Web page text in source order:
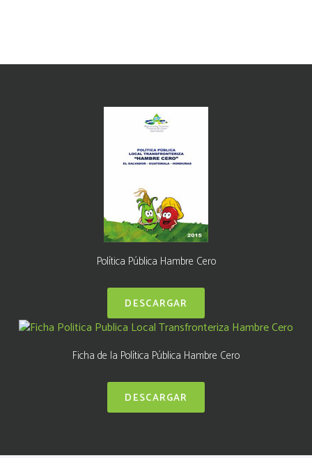
Política Pública Hambre Cero
DESCARGAR
Ficha de la Política Pública Hambre Cero
DESCARGAR